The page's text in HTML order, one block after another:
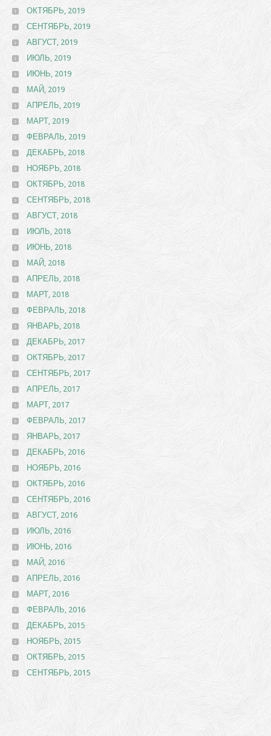
ОКТЯБРЬ, 2019
СЕНТЯБРЬ, 2019
АВГУСТ, 2019
ИЮЛЬ, 2019
ИЮНЬ, 2019
МАЙ, 2019
АПРЕЛЬ, 2019
МАРТ, 2019
ФЕВРАЛЬ, 2019
ДЕКАБРЬ, 2018
НОЯБРЬ, 2018
ОКТЯБРЬ, 2018
СЕНТЯБРЬ, 2018
АВГУСТ, 2018
ИЮЛЬ, 2018
ИЮНЬ, 2018
МАЙ, 2018
АПРЕЛЬ, 2018
МАРТ, 2018
ФЕВРАЛЬ, 2018
ЯНВАРЬ, 2018
ДЕКАБРЬ, 2017
ОКТЯБРЬ, 2017
СЕНТЯБРЬ, 2017
АПРЕЛЬ, 2017
МАРТ, 2017
ФЕВРАЛЬ, 2017
ЯНВАРЬ, 2017
ДЕКАБРЬ, 2016
НОЯБРЬ, 2016
ОКТЯБРЬ, 2016
СЕНТЯБРЬ, 2016
АВГУСТ, 2016
ИЮЛЬ, 2016
ИЮНЬ, 2016
МАЙ, 2016
АПРЕЛЬ, 2016
МАРТ, 2016
ФЕВРАЛЬ, 2016
ДЕКАБРЬ, 2015
НОЯБРЬ, 2015
ОКТЯБРЬ, 2015
СЕНТЯБРЬ, 2015